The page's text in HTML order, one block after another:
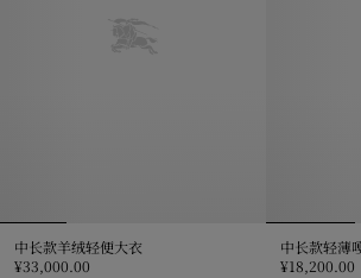
中长款羊绒轻便大衣
¥33,000.00
¥18,200.00